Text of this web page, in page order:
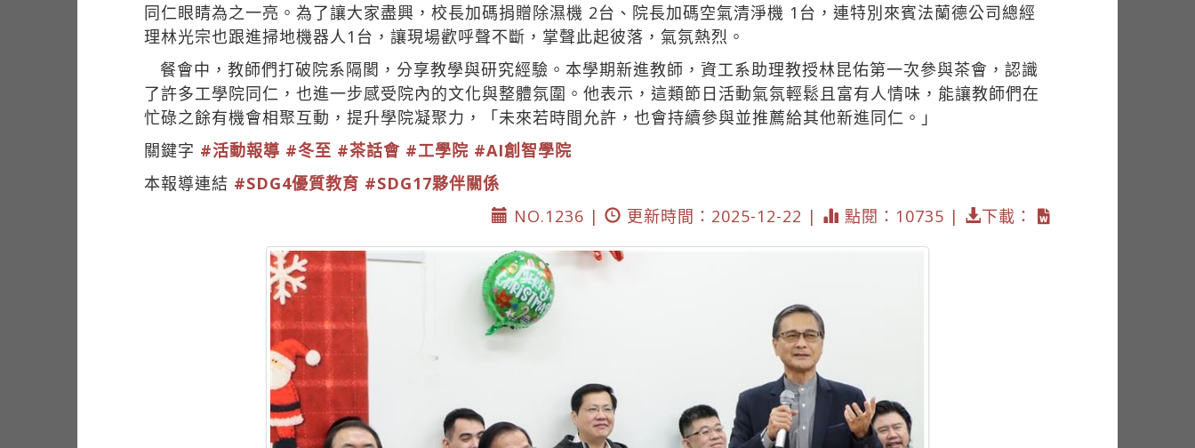
同仁眼睛為之一亮。為了讓大家盡興，校長加碼捐贈除濕機 2台、院長加碼空氣清淨機 1台，連特別來賓法蘭德公司總經
理林光宗也跟進掃地機器人1台，讓現場歡呼聲不斷，掌聲此起彼落，氣氛熱烈。
餐會中，教師們打破院系隔閡，分享教學與研究經驗。本學期新進教師，資工系助理教授林昆佑第一次參與茶會，認識
了許多工學院同仁，也進一步感受院內的文化與整體氛圍。他表示，這類節日活動氣氛輕鬆且富有人情味，能讓教師們在
忙碌之餘有機會相聚互動，提升學院凝聚力，「未來若時間允許，也會持續參與並推薦給其他新進同仁。」
關鍵字 #活動報導 #冬至 #茶話會 #工學院 #AI創智學院
本報導連結 #SDG4優質教育 #SDG17夥伴關係
NO.1236 |
更新時間：2025-12-22 | 點閱：10735 | 下載：